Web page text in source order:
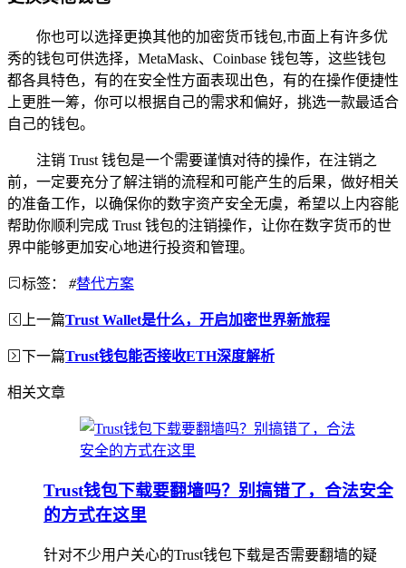
你也可以选择更换其他的加密货币钱包,市面上有许多优
秀的钱包可供选择，MetaMask、Coinbase 钱包等，这些钱包
都各具特色，有的在安全性方面表现出色，有的在操作便捷性
上更胜一筹，你可以根据自己的需求和偏好，挑选一款最适合
自己的钱包。
注销 Trust 钱包是一个需要谨慎对待的操作，在注销之
前，一定要充分了解注销的流程和可能产生的后果，做好相关
的准备工作，以确保你的数字资产安全无虞，希望以上内容能
帮助你顺利完成 Trust 钱包的注销操作，让你在数字货币的世
界中能够更加安心地进行投资和管理。
标签： #替代方案
上一篇Trust Wallet是什么，开启加密世界新旅程
下一篇Trust钱包能否接收ETH深度解析
相关文章
Trust钱包下载要翻墙吗？别搞错了，合法安全
的方式在这里
针对不少用户关心的Trust钱包下载是否需要翻墙的疑